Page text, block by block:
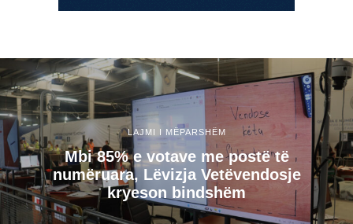
LAJMI I MËPARSHËM
Mbi 85% e votave me postë të
numëruara, Lëvizja Vetëvendosje
kryeson bindshëm